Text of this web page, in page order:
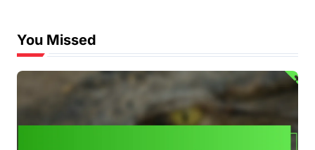
You Missed